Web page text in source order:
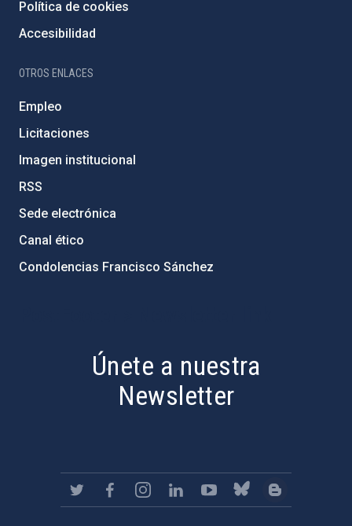
Política de cookies
Accesibilidad
OTROS ENLACES
Empleo
Licitaciones
Imagen institucional
RSS
Sede electrónica
Canal ético
Condolencias Francisco Sánchez
Únete a nuestra
Newsletter